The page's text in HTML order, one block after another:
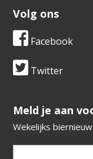
Volg ons
Facebook
Twitter
​​​​​​​Meld je aan
Wekelijks